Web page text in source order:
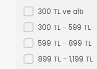
300 TL ve altı
300 TL - 599 TL
599 TL - 899 TL
899 TL - 1,199 TL